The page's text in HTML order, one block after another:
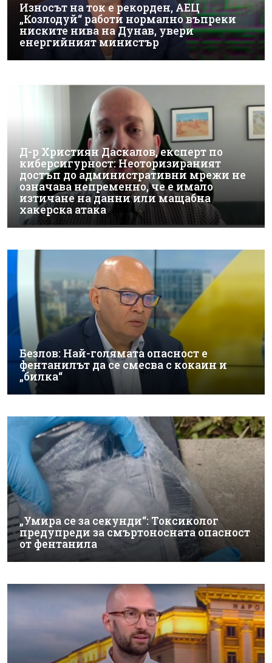
Износът на ток е рекорден, АЕЦ
„Козлодуй“ работи нормално въпреки
ниските нива на Дунав, увери
енергийният министър
Д-р Християн Даскалов, експерт по
киберсигурност: Неоторизираният
достъп до административни мрежи не
означава непременно, че е имало
изтичане на данни или мащабна
хакерска атака
Безлов: Най-голямата опасност е
фентанилът да се смесва с кокаин и
„билка“
„Умира се за секунди“: Токсиколог
предупреди за смъртоносната опасност
от фентанила